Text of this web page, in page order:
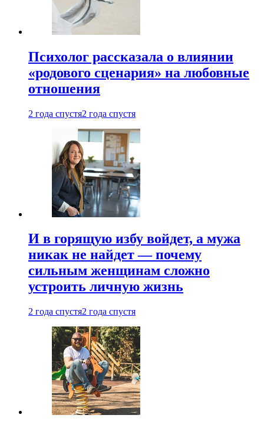
Психолог рассказала о влиянии
«родового сценария» на любовные
отношения
2 года спустя2 года спустя
И в горящую избу войдет, а мужа
никак не найдет — почему
сильным женщинам сложно
устроить личную жизнь
2 года спустя2 года спустя